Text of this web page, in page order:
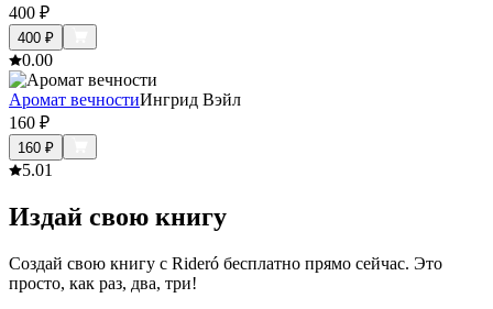
400 ₽
400 ₽
0.00
Аромат вечностиИнгрид Вэйл
160 ₽
160 ₽
5.01
Издай свою книгу
Создай свою книгу с Rideró бесплатно прямо сейчас. Это
просто, как раз, два, три!